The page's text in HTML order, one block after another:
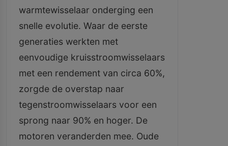
warmtewisselaar onderging een
snelle evolutie. Waar de eerste
generaties werkten met
eenvoudige kruisstroomwisselaars
met een rendement van circa 60%,
zorgde de overstap naar
tegenstroomwisselaars voor een
sprong naar 90% en hoger. De
motoren veranderden mee. Oude